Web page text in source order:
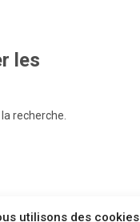
utilisons des cookies
les
recherche.